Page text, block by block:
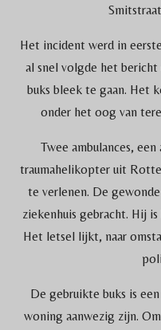
Het incident werd in
al snel volgde het
buks bleek te gaan. Het
onder het oog van
Twee ambulances,
traumahelikopter uit
te verlenen. De
ziekenhuis gebracht. Hij
Het letsel lijkt, naar
De gebruikte buks is
woning aanwezig zijn.